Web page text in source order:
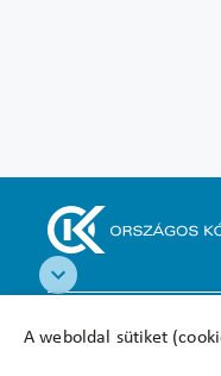
A weboldal sütiket